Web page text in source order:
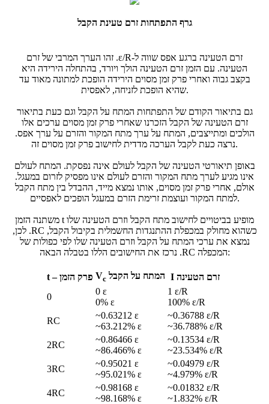
גרף התפתחות זרם טעינת הקבל
זרם הטעינה ברגע אפס שווה ל-ε/R. זהו הערך המרבי של זרם
הטעינה. עם הזמן זרם הטעינה הולך ויורד, בהתחלה הירידה היא
בקצב גבוה ואחרי פרק זמן מסוים הירידה הופכת למתונה מאוד עד
שהיא הופכת לזניחה, לאפסית.
גם בתיאור הקודם של התפתחות המתח על הקבל וגם כעת בתיאור
זרם הטעינה של הקבל הזכרנו שאחרי פרק זמן מסוים ערכים אלו
הולכים ומתייצבים, המתח על ערך מתח המקור והזרם על ערך אפס.
נרצה כעת לקבל הערכה מדדית לחישוב פרק זמן מסוים זה.
באופן תיאורטי הטעינה של הקבל לעולם אינה נפסקת. המתח לעולם
אינו מגיע לערך מתח המקור והזרם לעולם אינו מפסיק לזרום במעגל.
אולם, אחרי פרק זמן מסוים, אותו נמצא מייד, ההבדל בין מתח הקבל
למתח המקור ועוצמת זרימת הזרם במעגל הופכים לאפסיים.
משתנה הזמן t מופיע בביטויים לחישוב מתח הקבל וזרם הטעינה שלו
כשהוא מחולק במכפלת ההתנגדות החשמלית בקיבול הקבל, RC. לכן,
נמצא את ערכי המתח על הקבל וזרם הטעינה שלו לפי כפולות של
המכפלה RC . נרכז את החישובים הללו בטבלה הבאה:
פרק הזמן – t המתח על הקבל Vc
זרם הטעינה I
0
0 ε
0% ε
1 ε/R
100% ε/R
RC
~0.63212 ε
~63.212% ε
~0.36788 ε/R
~36.788% ε/R
2RC
~0.86466 ε
~86.466% ε
~0.13534 ε/R
~23.534% ε/R
3RC
~0.95021 ε
~95.021% ε
~0.04979 ε/R
~4.979% ε/R
4RC
~0.98168 ε
~98.168% ε
~0.01832 ε/R
~1.832% ε/R